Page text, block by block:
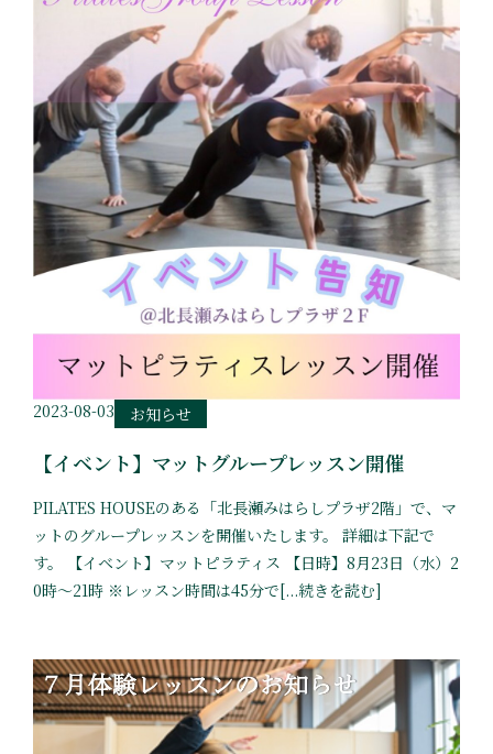
2023-08-03 お知らせ
【イベント】マットグループレッスン開催
PILATES HOUSEのある「北長瀬みはらしプラザ2階」で、マ
ットのグループレッスンを開催いたします。 詳細は下記で
す。 【イベント】マットピラティス 【日時】8月23日（水）2
0時〜21時 ※レッスン時間は45分で[...続きを読む]